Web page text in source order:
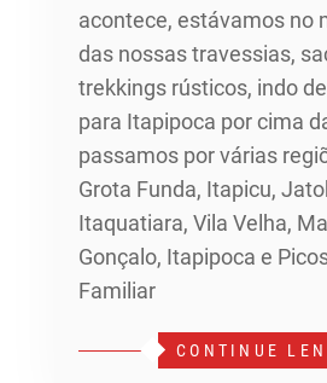
acontece, estávamos no
das nossas travessias,
trekkings rústicos, indo
para Itapipoca por cima
passamos por várias
Grota Funda, Itapicu,
Itaquatiara, Vila Velha,
Gonçalo, Itapipoca e
Familiar
CONTINUE